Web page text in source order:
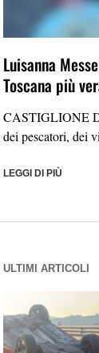
Luisanna
Toscana più
CASTIGLIONE
dei pescatori, dei
LEGGI DI PIÙ
ULTIMI ARTICOLI